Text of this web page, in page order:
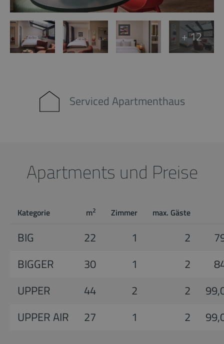
+ 12
Serviced Apartmenthaus
Apartments und Preise
Kategorie m2 Zimmer max. Gäste
BIG 22 1 2
BIGGER
30 1 2
UPPER
44 2 2
UPPER AIR
27 1 2